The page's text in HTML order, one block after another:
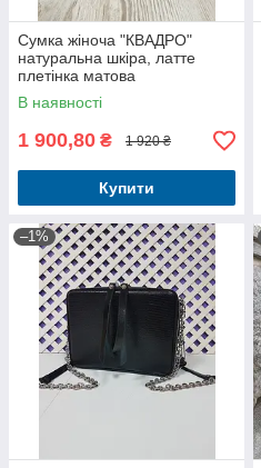
Сумка жіноча "КВАДРО"
натуральна шкіра, латте
плетінка матова
В наявності
1 900,80 ₴ 1 920 ₴
Купити
–1%